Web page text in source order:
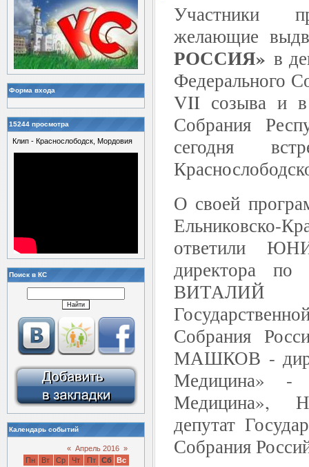
Форма входа
15244 просмотра
Клип - Краснослободск, Мордовия
Поиск в КС
Календарь событий
« Апрель 2016 »
Пн
Вт Ср Чт Пт Сб
Вс
Участники
желающие
РОССИЯ» в
Федерального
VII созыва и в
Собрания
сегодня
О своей
Ельниковско-
ответили
директора
ВИТАЛИЙ
Собрания
МАШКОВ -
Медицина» -
депутат
Собрания